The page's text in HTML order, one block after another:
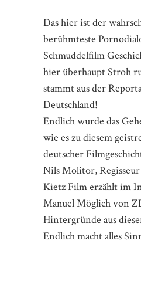
Das hier ist der
berühmteste
Schmuddelfilm
hier überhaupt Stroh
stammt aus der
Deutschland!
Endlich wurde das
wie es zu diesem
deutscher
Nils Molitor,
Kietz Film erzählt im
Manuel Möglich von
Hintergründe aus
Endlich macht alles